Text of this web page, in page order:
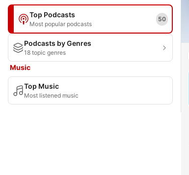
Top Podcasts
Most popular podcasts
50
Podcasts by Genres
18 topic genres
Music
Top Music
Most listened music